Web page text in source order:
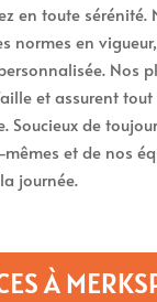
en toute
normes en
Nos
et assurent
Soucieux de
et de nos
journée.
À